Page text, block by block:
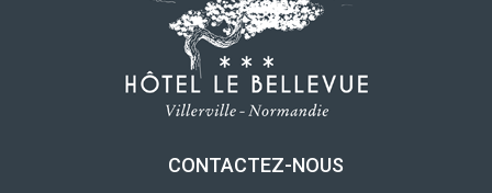
CONTACTEZ-NOUS